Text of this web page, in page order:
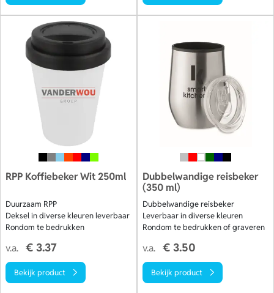
RPP Koffiebeker Wit 250ml
Duurzaam RPP
Deksel in diverse kleuren leverbaar
Rondom te bedrukken
v.a. € 3.37
Bekijk product
Dubbelwandige reisbeker
(350 ml)
Dubbelwandige reisbeker
Leverbaar in diverse kleuren
Rondom te bedrukken of graveren
v.a. € 3.50
Bekijk product